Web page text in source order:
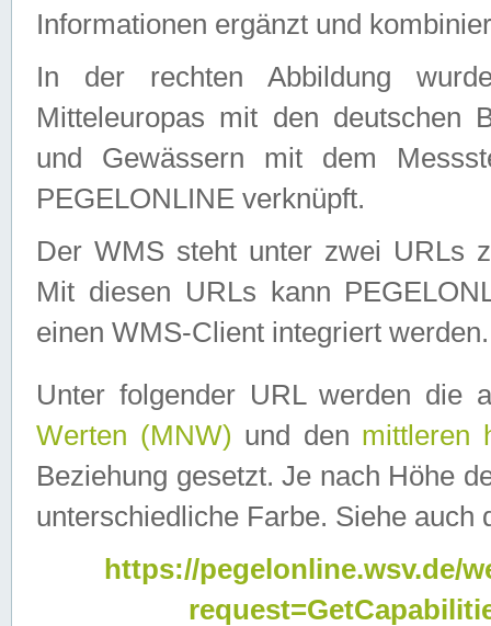
Informationen ergänzt und
In der rechten Abbildung
Mitteleuropas mit den deutschen
und Gewässern mit dem
PEGELONLINE verknüpft.
Der WMS steht unter zwei URLs
Mit diesen URLs kann
einen WMS-Client integriert werden.
Unter folgender URL werden die
Werten (MNW) und den mittleren
Beziehung gesetzt. Je nach Höhe
unterschiedliche Farbe. Siehe auch
https://pegelonline.wsv.de/